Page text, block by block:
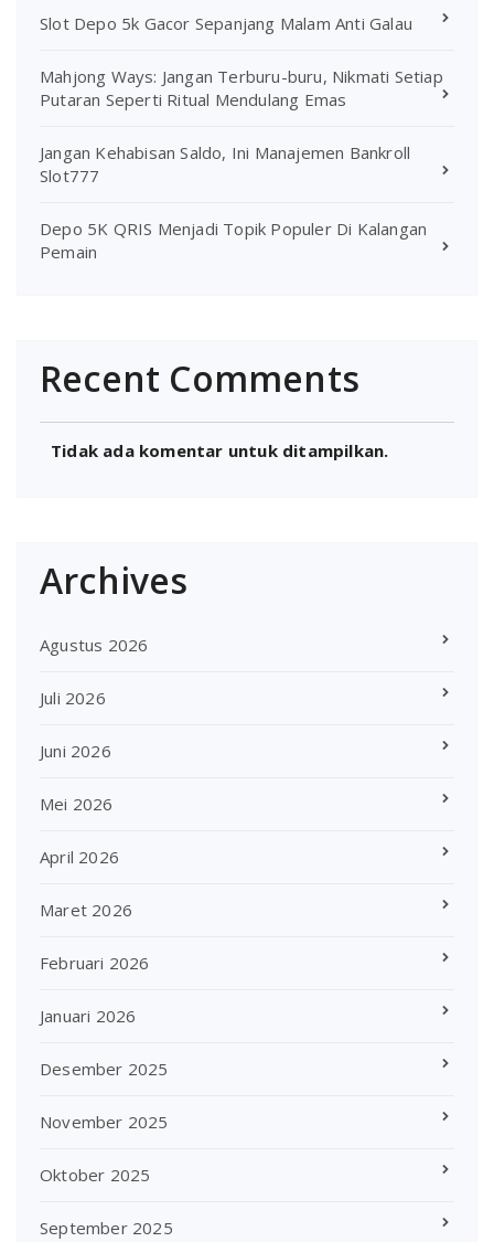
Slot Depo 5k Gacor Sepanjang Malam Anti Galau
Mahjong Ways: Jangan Terburu-buru, Nikmati Setiap
Putaran Seperti Ritual Mendulang Emas
Jangan Kehabisan Saldo, Ini Manajemen Bankroll
Slot777
Depo 5K QRIS Menjadi Topik Populer Di Kalangan
Pemain
Recent Comments
Tidak ada komentar untuk ditampilkan.
Archives
Agustus 2026
Juli 2026
Juni 2026
Mei 2026
April 2026
Maret 2026
Februari 2026
Januari 2026
Desember 2025
November 2025
Oktober 2025
September 2025